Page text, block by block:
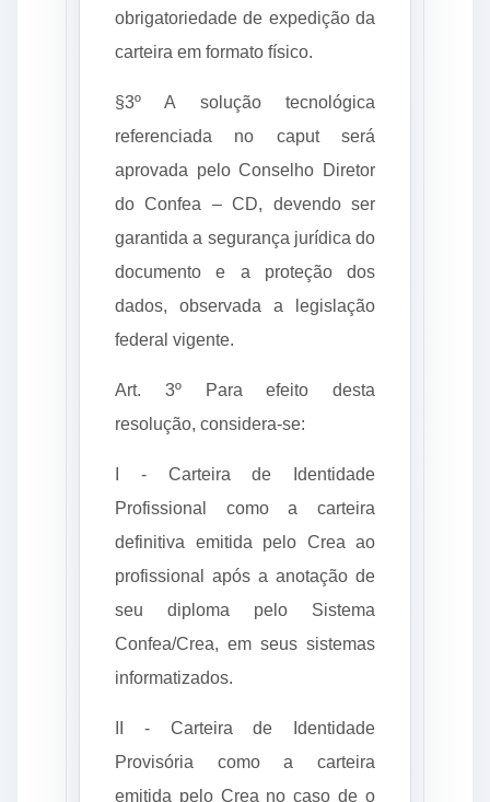
obrigatoriedade de expedição da
carteira em formato físico.
§3º A solução tecnológica
referenciada no caput será
aprovada pelo Conselho Diretor
do Confea – CD, devendo ser
garantida a segurança jurídica do
documento e a proteção dos
dados, observada a legislação
federal vigente.
Art. 3º Para efeito desta
resolução, considera-se:
I - Carteira de Identidade
Profissional como a carteira
definitiva emitida pelo Crea ao
profissional após a anotação de
seu diploma pelo Sistema
Confea/Crea, em seus sistemas
informatizados.
II - Carteira de Identidade
Provisória como a carteira
emitida pelo Crea no caso de o